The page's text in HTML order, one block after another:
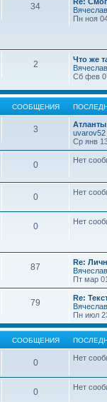
о
34
Пн ноя
2
Что же
Сб фев
СООБЩЕНИЯ
3
uvarov52
Ср янв
0 Нет
0 Нет
0 Нет
87
Re:
Пт мар
79
Re:
Пн июл
СООБЩЕНИЯ
0 Нет
0 Нет